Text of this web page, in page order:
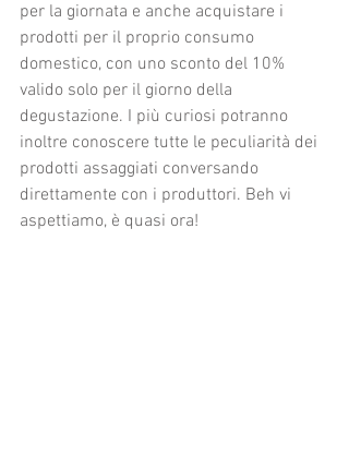
per la giornata e anche acquistare i
prodotti per il proprio consumo
domestico, con uno sconto del 10%
valido solo per il giorno della
degustazione. I più curiosi potranno
inoltre conoscere tutte le peculiarità dei
prodotti assaggiati conversando
direttamente con i produttori. Beh vi
aspettiamo, è quasi ora!